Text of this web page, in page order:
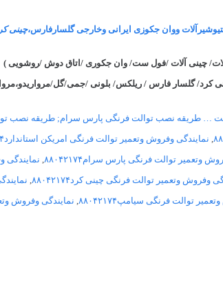
ووان جکوزی ایرانی وخارجی گلسارفارس،چینی
چینی آلات /فول ست/ وان جکوری /اتاق دوش /روشویی )
گلسار فارس / ریلکس/ بلونی /جمی/گل/
… طریقه نصب توالت فرنگی پارس سرام; طریقه نصب
نمایندگی وفروش وتعمیر توالت فرنگی امریکن استاندارد۸۸۰۴۲۱۷۴
وتعمیر توالت فرنگی پارس سرام۸۸۰۴۲۱۷۴
نمایندگی
وفروش وتعمیر توالت فرنگی چینی کرد۸۸۰۴۲۱۷۴
توالت فرنگی سیامپ۸۸۰۴۲۱۷۴ نمایندگی وفروش